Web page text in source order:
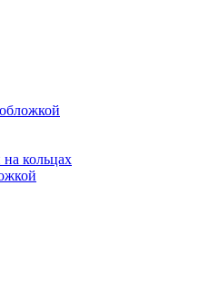
кольцах